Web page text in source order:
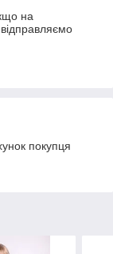
на
покупця